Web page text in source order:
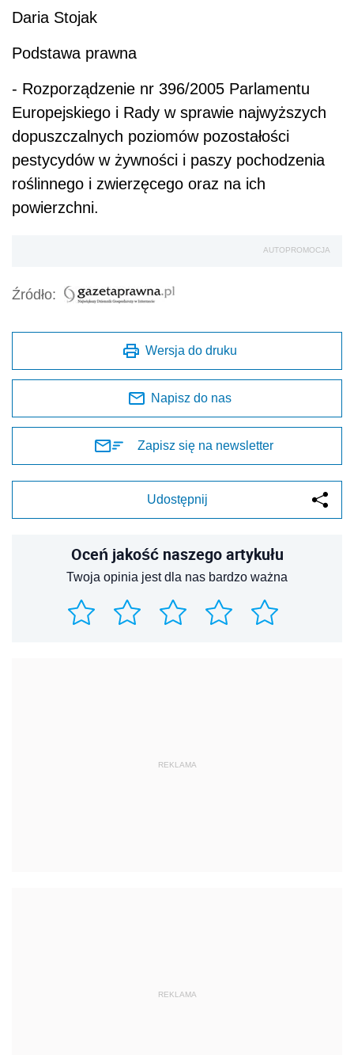
Daria Stojak
Podstawa prawna
- Rozporządzenie nr 396/2005 Parlamentu
Europejskiego i Rady w sprawie najwyższych
dopuszczalnych poziomów pozostałości
pestycydów w żywności i paszy pochodzenia
roślinnego i zwierzęcego oraz na ich
powierzchni.
AUTOPROMOCJA
Źródło:
Wersja do druku
Napisz do nas
Zapisz się na newsletter
Udostępnij
Oceń jakość naszego artykułu
Twoja opinia jest dla nas bardzo ważna
REKLAMA
REKLAMA